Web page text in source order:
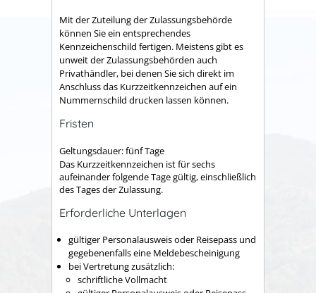
Mit der Zuteilung der Zulassungsbehörde
können Sie ein entsprechendes
Kennzeichenschild fertigen. Meistens gibt es
unweit der Zulassungsbehörden auch
Privathändler, bei denen Sie sich direkt im
Anschluss das Kurzzeitkennzeichen auf ein
Nummernschild drucken lassen können.
Fristen
Geltungsdauer: fünf Tage
Das Kurzzeitkennzeichen ist für sechs
aufeinander folgende Tage gültig, einschließlich
des Tages der Zulassung.
Erforderliche Unterlagen
gültiger Personalausweis oder Reisepass und
gegebenenfalls eine Meldebescheinigung
bei Vertretung zusätzlich:
schriftliche Vollmacht